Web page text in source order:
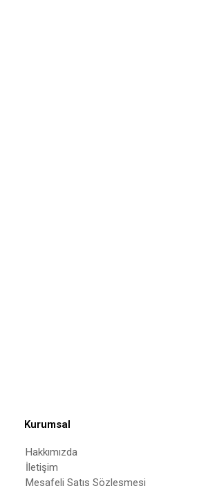
Kurumsal
Hakkımızda
İletişim
Mesafeli Satış Sözleşmesi